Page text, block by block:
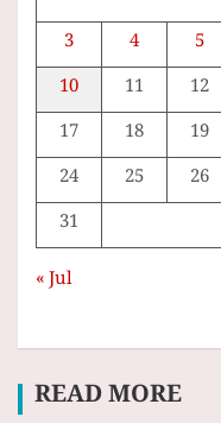
3
4 5
10
11 12
17
18 19
24
25 26
31
« Jul
READ MORE